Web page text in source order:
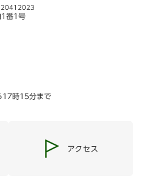
番1号
17時15分まで
アクセス